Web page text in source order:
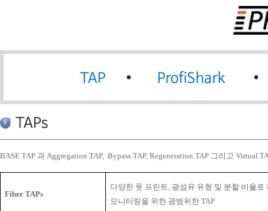
BASE TAP 과 Aggregation TAP, Bypass TAP, Regeneration TAP 그리고 Virtual
Fiber TAPs
다양한 풋 프린트, 광섬유 유형 및 분할 비율
모니터링을 위한 광범위한 TAP